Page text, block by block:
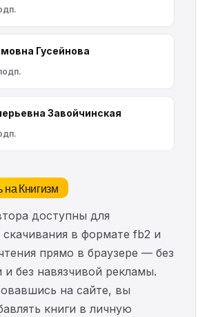
Гусейнова
Завойчинская
на Книгизм
доступны для
скачивания в формате fb2 и
прямо в браузере — без
и без навязчивой рекламы.
на сайте, вы
книги в личную